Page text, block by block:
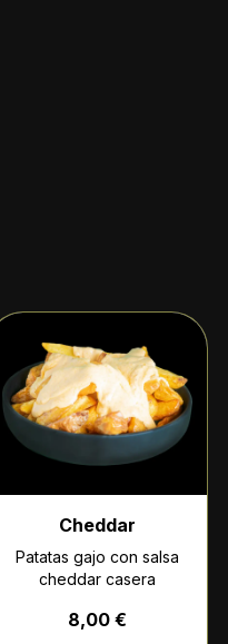
Cheddar
Patatas gajo con salsa
cheddar casera
8,00 €